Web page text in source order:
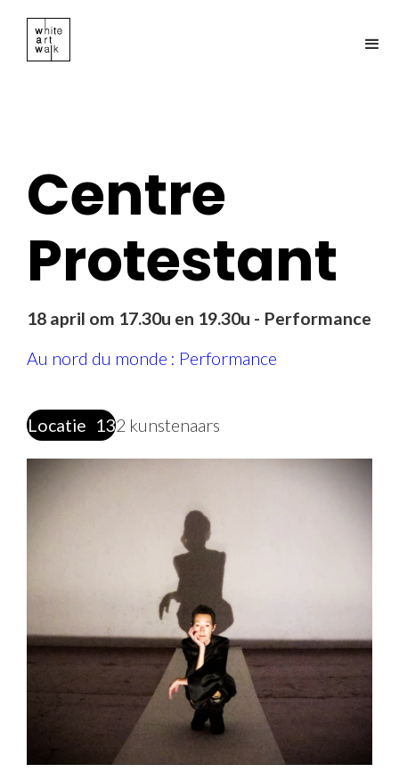
Centre
Protestant
18 april om 17.30u en 19.30u - Performance
Au nord du monde : Performance
Locatie 132 kunstenaars